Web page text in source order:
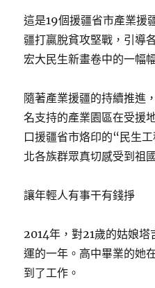
這是19個援疆省市產業援
疆打贏脫貧攻堅戰，引導
宏大民生新畫卷中的一幅
隨著產業援疆的持續推進
名支持的產業園區在受援
口援疆省市烙印的“民生
北各族群眾真切感受到祖
讓年輕人有事干有錢掙
2014年，對21歲的姑娘塔
運的一年。高中畢業的她
到了工作。